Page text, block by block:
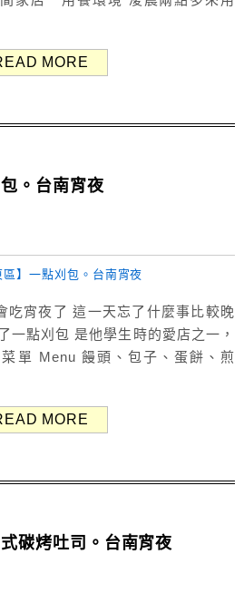
宵夜早點 菜單 營業時間：20:00-
MORE
。台南宵夜
吃宵夜了 這一天忘了什麼事比較晚
一點刈包 是他學生時的愛店之一，
單 Menu 饅頭、包子、蛋餅、煎
六來，人潮還挺多的 點完餐差不多
MORE
碳烤吐司。台南宵夜